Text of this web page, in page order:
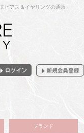
ピアス＆イヤリングの通販
ブランド